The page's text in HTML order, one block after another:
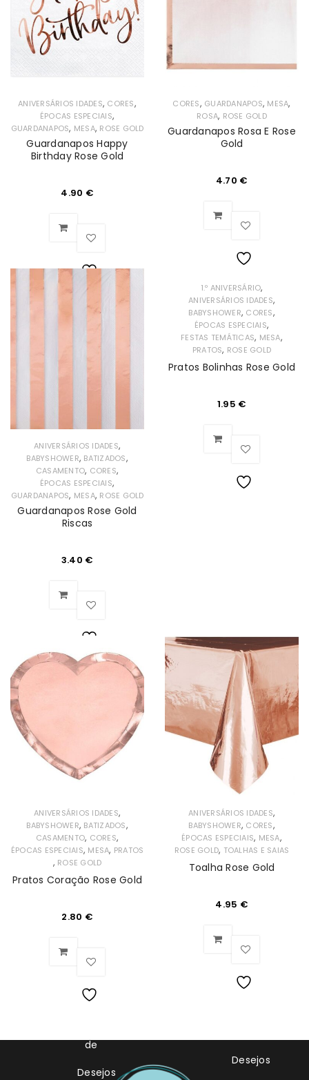
Desejos
ANIVERSÁRIOS IDADES, CORES,
ÉPOCAS ESPECIAIS,
GUARDANAPOS, MESA, ROSE GOLD
Guardanapos Happy
Birthday Rose Gold
4.90 €
Lista
CORES, GUARDANAPOS, MESA,
ROSA, ROSE GOLD
Guardanapos Rosa E Rose
Gold
4.70 €
Lista
de
Desejos
ANIVERSÁRIOS IDADES,
BABYSHOWER, BATIZADOS,
CASAMENTO, CORES,
ÉPOCAS ESPECIAIS,
GUARDANAPOS, MESA, ROSE GOLD
Guardanapos Rose Gold
Riscas
3.40 €
Lista
1.º ANIVERSÁRIO,
ANIVERSÁRIOS IDADES,
BABYSHOWER, CORES,
ÉPOCAS ESPECIAIS,
FESTAS TEMÁTICAS, MESA,
PRATOS, ROSE GOLD
Pratos Bolinhas Rose Gold
1.95 €
ANIVERSÁRIOS IDADES,
BABYSHOWER, BATIZADOS,
CASAMENTO, CORES,
ÉPOCAS ESPECIAIS, MESA, PRATOS
, ROSE GOLD
Pratos Coração Rose Gold
2.80 €
de
Desejos
ANIVERSÁRIOS IDADES,
BABYSHOWER, CORES,
ÉPOCAS ESPECIAIS, MESA,
ROSE GOLD, TOALHAS E SAIAS
Toalha Rose Gold
4.95 €
Desejos